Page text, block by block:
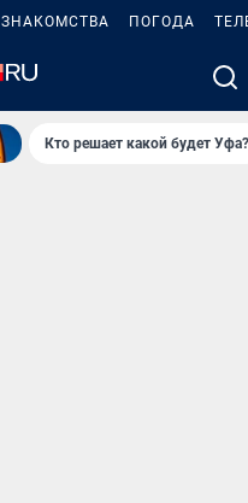
ЗНАКОМСТВА ПОГОДА
Кто решает какой будет Уфа?